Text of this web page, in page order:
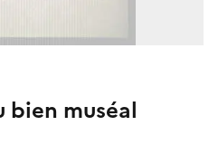
muséal